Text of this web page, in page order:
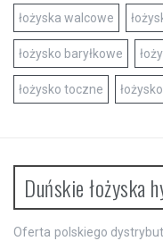
łożyska walcowe
łożysko baryłkowe
łożysko toczne
Duńskie łożyska
Oferta polskiego